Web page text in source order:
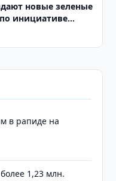
новые зеленые
инициативе
в рапиде на
1,23 млн.